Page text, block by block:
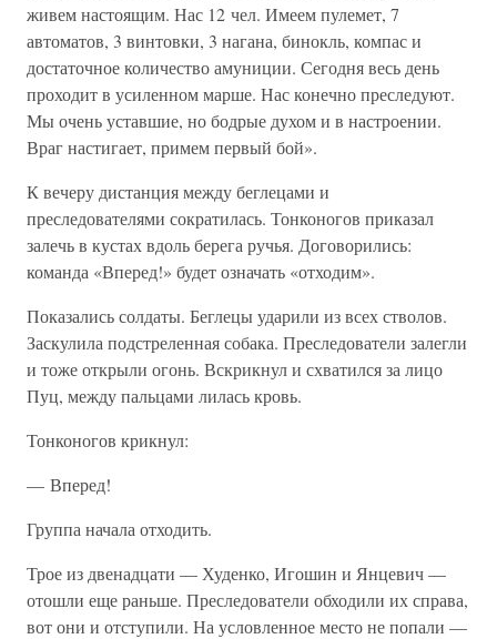
живем настоящим. Нас 12 чел. Имеем пулемет, 7
автоматов, 3 винтовки, 3 нагана, бинокль, компас и
достаточное количество амуниции. Сегодня весь день
проходит в усиленном марше. Нас конечно преследуют.
Мы очень уставшие, но бодрые духом и в настроении.
Враг настигает, примем первый бой».
К вечеру дистанция между беглецами и
преследователями сократилась. Тонконогов приказал
залечь в кустах вдоль берега ручья. Договорились:
команда «Вперед!» будет означать «отходим».
Показались солдаты. Беглецы ударили из всех стволов.
Заскулила подстреленная собака. Преследователи залегли
и тоже открыли огонь. Вскрикнул и схватился за лицо
Пуц, между пальцами лилась кровь.
Тонконогов крикнул:
— Вперед!
Группа начала отходить.
Трое из двенадцати — Худенко, Игошин и Янцевич —
отошли еще раньше. Преследователи обходили их справа,
вот они и отступили. На условленное место не попали —